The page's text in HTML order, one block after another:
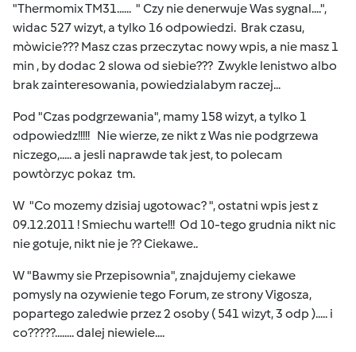
"Thermomix TM31...... " Czy nie denerwuje Was sygnal....",
widac 527 wizyt, a tylko 16 odpowiedzi. Brak czasu,
mòwicie??? Masz czas przeczytac nowy wpis, a nie masz 1
min , by dodac 2 slowa od siebie??? Zwykle lenistwo albo
brak zainteresowania, powiedzialabym raczej...
Pod "Czas podgrzewania", mamy 158 wizyt, a tylko 1
odpowiedz!!!!! Nie wierze, ze nikt z Was nie podgrzewa
niczego,..... a jesli naprawde tak jest, to polecam
powtòrzyc pokaz tm.
W "Co mozemy dzisiaj ugotowac? ", ostatni wpis jest z
09.12.2011 ! Smiechu warte!!! Od 10-tego grudnia nikt nic
nie gotuje, nikt nie je ?? Ciekawe..
W "Bawmy sie Przepisownia", znajdujemy ciekawe
pomysly na ozywienie tego Forum, ze strony Vigosza,
popartego zaledwie przez 2 osoby ( 541 wizyt, 3 odp )..... i
co?????........ dalej niewiele....